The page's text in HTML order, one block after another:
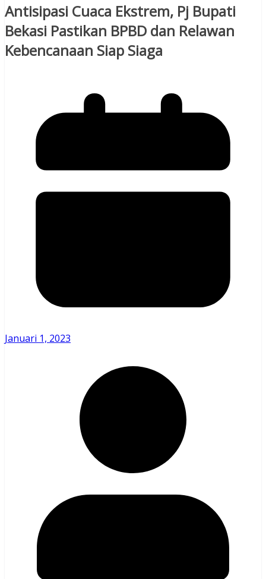
Antisipasi Cuaca Ekstrem, Pj Bupati
Bekasi Pastikan BPBD dan Relawan
Kebencanaan Siap Siaga
Januari 1, 2023